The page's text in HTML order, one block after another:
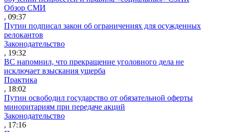
Обзор СМИ
, 09:37
Путин подписал закон об ограничениях для осужденных
релокантов
Законодательство
, 19:32
ВС напомнил, что прекращение уголовного дела не
исключает взыскания ущерба
Практика
, 18:02
Путин освободил государство от обязательной оферты
миноритариям при передаче акций
Законодательство
, 17:16